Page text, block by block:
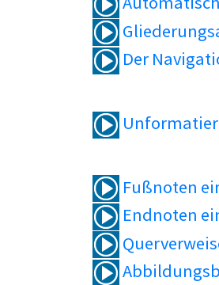
Der
Fußnoten
Endnoten